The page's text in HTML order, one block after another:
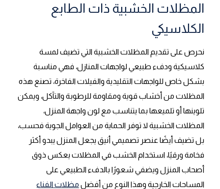
المظلات الخشبية ذات الطابع
الكلاسيكي
نحرص على تقديم المظلات الخشبية التي تضيف لمسة
كلاسيكية ودفء طبيعي لواجهات المنازل، فهي مناسبة
بشكل خاص للواجهات التقليدية والفيلات الفاخرة، تصنع هذه
المظلات من أخشاب قوية ومقاومة للرطوبة والتآكل، ويمكن
تلوينها أو تلميعها بما يتناسب مع لون واجهة المنزل،
المظلات الخشبية لا توفر الحماية من العوامل الجوية فحسب،
بل تضيف أيضًا عنصر تصميمي أنيق يجعل المنزل يبدو أكثر
فخامة ورقيًا، استخدام الخشب في المظلات يعكس ذوق
أصحاب المنزل ويضفي شعورًا بالدفء الطبيعي على
المساحات الخارجية وهذا النوع من أفضل مظلات الفناء